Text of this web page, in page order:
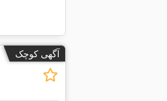
آگهی کوچک